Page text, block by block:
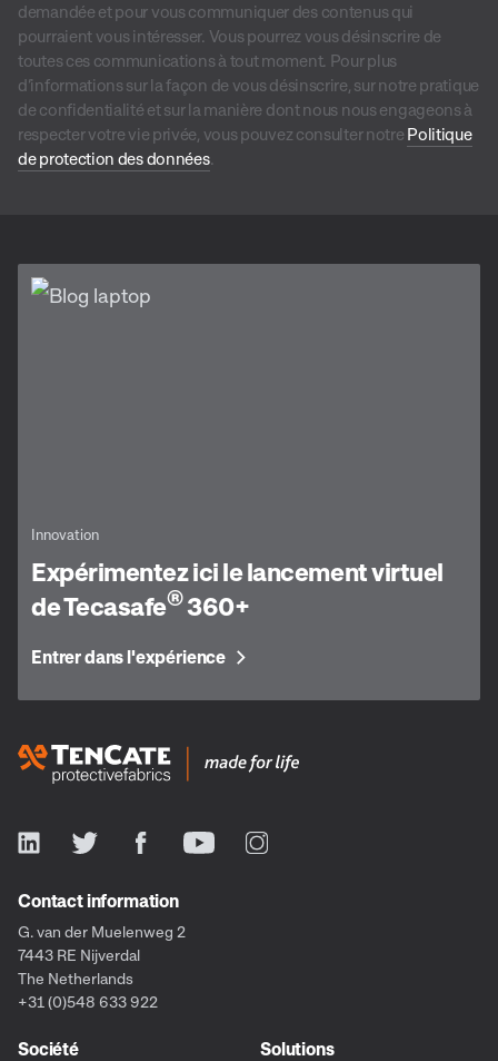
demandée et pour vous communiquer des contenus qui
pourraient vous intéresser. Vous pourrez vous désinscrire de
toutes ces communications à tout moment. Pour plus
d’informations sur la façon de vous désinscrire, sur notre pratique
de confidentialité et sur la manière dont nous nous engageons à
respecter votre vie privée, vous pouvez consulter notre Politique
de protection des données.
Innovation
Expérimentez ici le lancement virtuel
de Tecasafe®360+
Entrer dans l'expérience
Contact information
G. van der Muelenweg 2
7443 RE Nijverdal
The Netherlands
+31 (0)548 633 922
Société Solutions